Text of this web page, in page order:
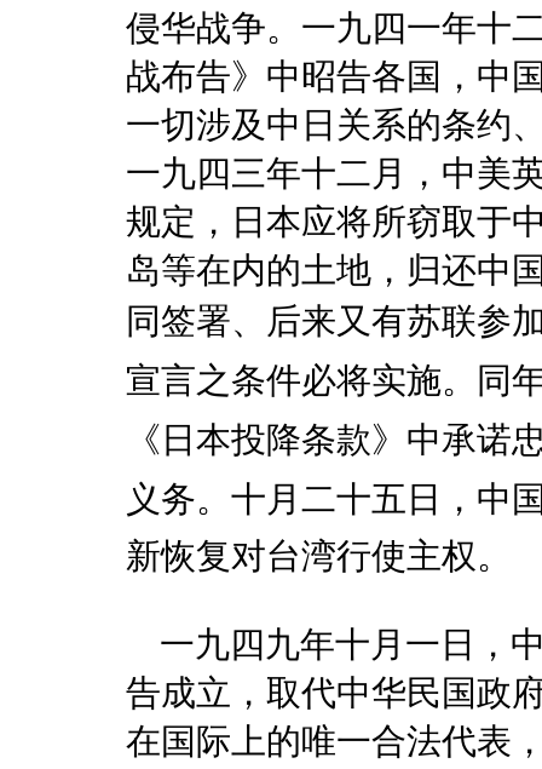
侵华战争。一九四一年十
战布告》中昭告各国，中
一切涉及中日关系的条约
一九四三年十二月，中美
规定，日本应将所窃取于
岛等在内的土地，归还中
同签署、后来又有苏联参
宣言之条件必将实施。同
《日本投降条款》中承诺
义务。十月二十五日，中
新恢复对台湾行使主权。
一九四九年十月一日，
告成立，取代中华民国政
在国际上的唯一合法代表